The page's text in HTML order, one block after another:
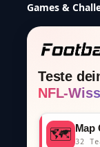
Games &
Teste
NFL-
🗺️ Map